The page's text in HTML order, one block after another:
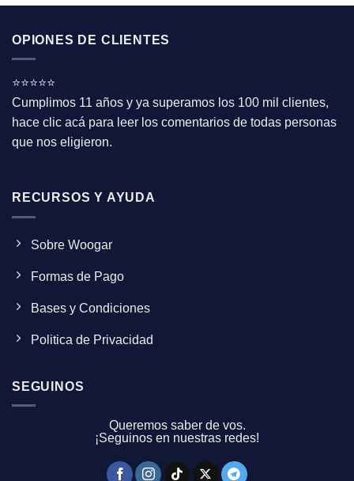
OPIONES DE CLIENTES
⭐⭐⭐⭐⭐
Cumplimos 11 años y ya superamos los 100 mil clientes,
hace clic acá para leer los comentarios de todas personas
que nos eligieron.
RECURSOS Y AYUDA
Sobre Woogar
Formas de Pago
Bases y Condiciones
Politica de Privacidad
SEGUINOS
Queremos saber de vos.
¡Seguinos en nuestras redes!